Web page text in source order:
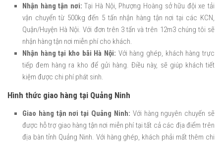
Nhận hàng tận nơi: Tại Hà Nội, Phượng Hoàng sở hữu đội xe tải
vận chuyển từ 500kg đến 5 tấn nhận hàng tận nơi tại các KCN,
Quận/Huyện Hà Nội. Với đơn trên 3 tấn và trên 12m3 chúng tôi sẽ
nhận hàng tận nơi miễn phí cho khách.
Nhận hàng tại kho bãi Hà Nội: Với hàng ghép, khách hàng trực
tiếp đem hàng ra kho để gửi hàng. Điều này, sẽ giúp khách tiết
kiệm được chi phí phát sinh.
Hình thức giao hàng tại Quảng Ninh
Giao hàng tận nơi tại Quảng Ninh: Với hàng nguyên chuyến sẽ
được hỗ trợ giao hàng tận nơi miễn phí tại tất cả các địa điểm trên
địa bàn tỉnh Quảng Ninh. Với hàng ghép, khách phải mất thêm chi